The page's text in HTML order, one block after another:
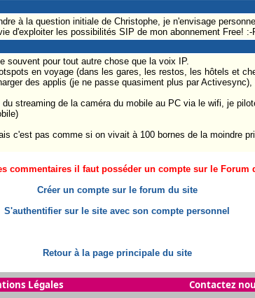
à la question initiale de Christophe, je n'envisage
d'exploiter les possibilités SIP de mon abonnement Free! :-
souvent pour tout autre chose que la voix IP.
en voyage (dans les gares, les restos, les hôtels et
des applis (je ne passe quasiment plus par
streaming de la caméra du mobile au PC via le wifi, je
c'est pas comme si on vivait à 100 bornes de la moindre
commentaires il faut posséder un compte sur le Forum
Créer un compte sur le forum du site
S'authentifier sur le site avec son compte personnel
Retour à la page principale du site
Légales Contactez